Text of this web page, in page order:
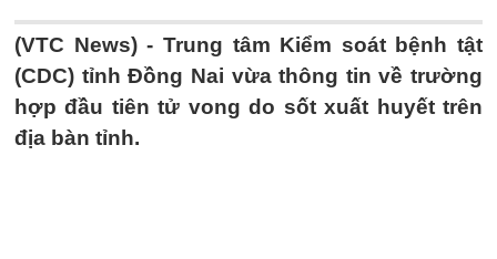
(VTC News) - Trung tâm Kiểm soát bệnh tật
(CDC) tỉnh Đồng Nai vừa thông tin về trường
hợp đầu tiên tử vong do sốt xuất huyết trên
địa bàn tỉnh.